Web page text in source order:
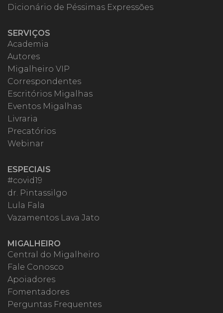
Dicionário de Péssimas Expressões
SERVIÇOS
Academia
Autores
Migalheiro VIP
Correspondentes
Escritórios Migalhas
Eventos Migalhas
Livraria
Precatórios
Webinar
ESPECIAIS
#covid19
dr. Pintassilgo
Lula Fala
Vazamentos Lava Jato
MIGALHEIRO
Central do Migalheiro
Fale Conosco
Apoiadores
Fomentadores
Perguntas Frequentes